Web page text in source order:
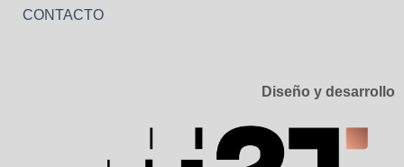
CONTACTO
Diseño y desarrollo